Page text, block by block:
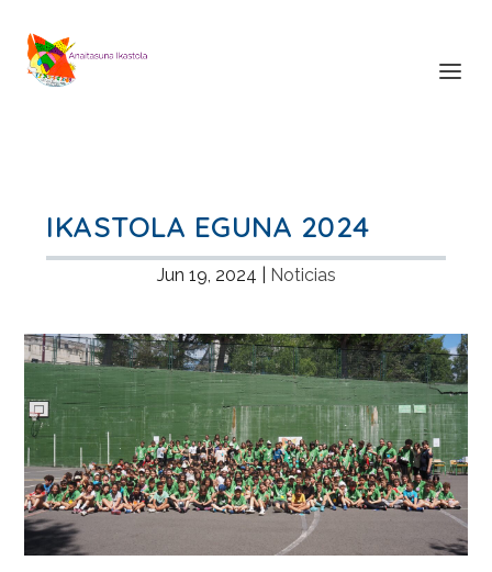
IKASTOLA EGUNA 2024
Jun 19, 2024 Noticias